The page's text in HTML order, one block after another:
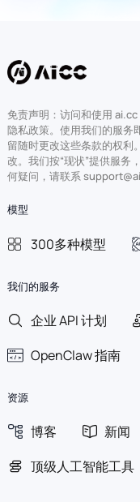
免责声明：访问和使用
隐私政策。使用我们的服务
留随时更改这些条款的权利
改。我们按“现状”提供服务
何疑问，请联系
模型
300多种模型
我们的服务
企业 API 计划
OpenClaw 指南
资源
博客 新闻
顶级人工智能工具